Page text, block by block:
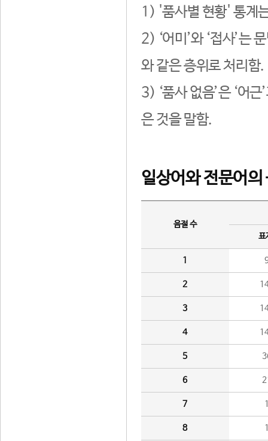
1) '품사별 현황' 통계
2) ‘어미’와 ‘접사’는
와 같은 층위로 처리함.
3) ‘품사 없음’은 ‘어
은 것을 말함.
일상어와 전문어의
음절 수
표
1
2
3
4
5
6
7
8